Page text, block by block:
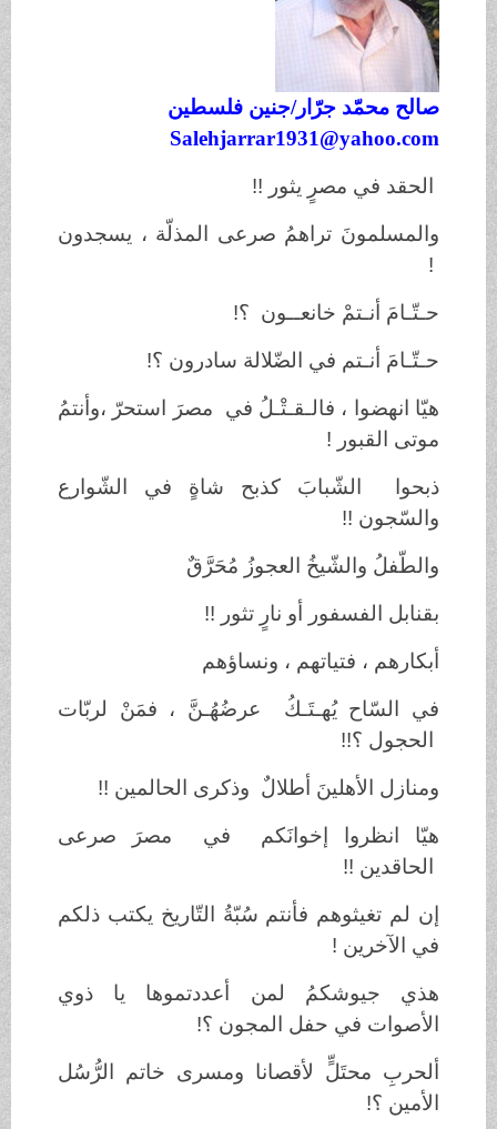
صالح محمّد جرّار/ جنين فلسطين
Salehjarrar1931@yahoo.com
الحقد في مصرٍ يثور !!
والمسلمونَ تراهمُ صرعى المذلّة ، يسجدون
حـتّـامَ أنـتمْ خانعــون ؟!
حـتّـامَ أنـتم في الضّلالة سادرون ؟!
هيّا انهضوا ، فالـقـتْـلُ في مصرَ استحرّ ،وأنتمُ
موتى القبور !
ذبحوا الشّبابَ كذبح شاةٍ في الشّوارع
والسّجون !!
والطّفلُ والشّيخُ العجوزُ مُحَرَّقٌ
بقنابل الفسفور أو نارٍ تثور !!
أبكارهم ، فتياتهم ، ونساؤهم
في السّاح يُهـتَـكُ عرضُهُـنَّ ، فمَنْ لربّات
الحجول ؟!!
ومنازل الأهلينَ أطلالٌ وذكرى الحالمين !!
هيّا انظروا إخوانَكم في مصرَ صرعى
الحاقدين !!
إن لم تغيثوهم فأنتم سُبّةُ التّاريخ يكتب ذلكم
في الآخرين !
هذي جيوشكمُ لمن أعددتموها يا ذوي
الأصوات في حفل المجون ؟!
ألحربِ محتَلٍّ لأقصانا ومسرى خاتم الرُّسُل
الأمين ؟!